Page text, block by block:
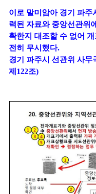
이로 말미암아 경기 파주
력된 자료와 중앙선관위
확한지 대조할 수 없어
전히 무시했다.
경기 파주시 선관위 사
제122조)